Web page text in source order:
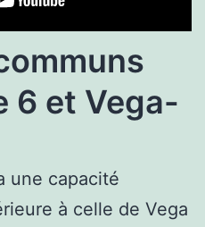
6 et Vega-
une capacité
à celle de Vega